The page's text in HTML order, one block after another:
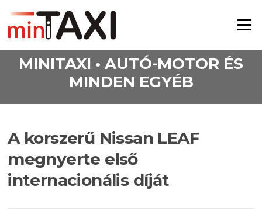
Menü
MINITAXI • AUTÓ-MOTOR ÉS
MINDEN EGYÉB
A korszerű Nissan LEAF
megnyerte első
internacionális díját